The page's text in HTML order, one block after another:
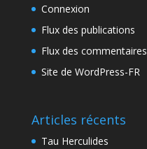
Connexion
Flux des publications
Flux des commentaires
Site de WordPress-FR
Articles récents
Tau Herculides